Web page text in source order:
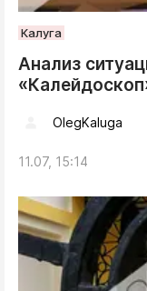
Калуга
Анализ
OlegKaluga
11.07, 15:14